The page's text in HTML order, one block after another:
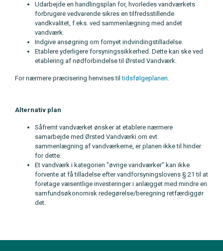
Udarbejde en handlingsplan for, hvorledes vandværkets
forbrugere vedvarende sikres en tilfredsstillende
vandkvalitet, f.eks. ved sammenlægning med andet
vandværk.
Indgive ansøgning om fornyet indvindingstilladelse.
Etablere yderligere forsyningssikkerhed. Dette kan ske ved
etablering af nødforbindelse til Ørsted Vandværk.
For nærmere præcisering henvises tiltidsfølgeplanen.
Alternativ plan
Såfremt vandværket ønsker at etablere nærmere
samarbejde med Ørsted Vandværki om evt.
sammenlægning af vandværkerne, er planen ikke til hinder
for dette.
Et vandværk i kategorien "øvrige vandværker" kan ikke
forvente at få tilladelse efter vandforsyningslovens § 21 til at
foretage væsentlige investeringer i anlægget med mindre en
samfundsøkonomisk redegørelse/beregning retfærdiggør
det.